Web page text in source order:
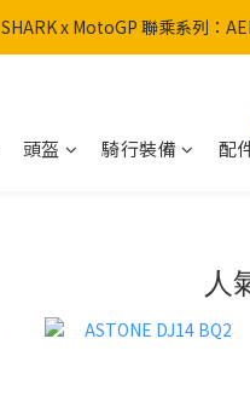
SHARK x MotoGP 聯乘系列：
SHARK x MotoGP 聯乘系列：
香港訂單
頭盔 騎行裝備 配
人